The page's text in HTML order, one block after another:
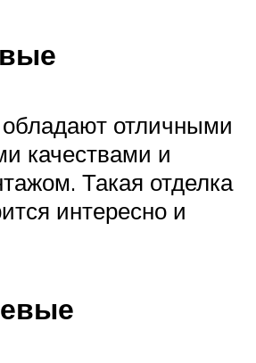
отличными
качествами и
Такая отделка
интересно и